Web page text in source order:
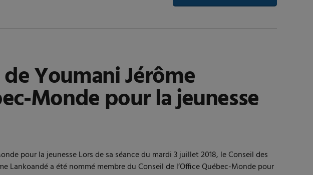
Youmani Jérôme
Monde pour la jeunesse
pour la jeunesse Lors de sa séance du mardi 3 juillet 2018, le Conseil des
Lankoandé a été nommé membre du Conseil de l’Office Québec-Monde pour